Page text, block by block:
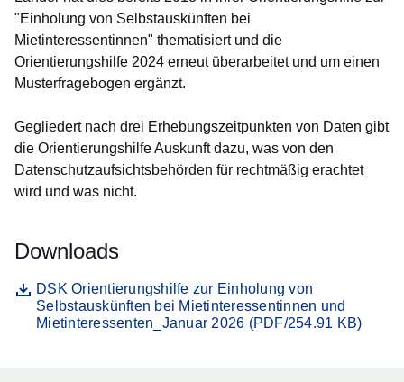
"Einholung von Selbstauskünften bei
Mietinteressentinnen" thematisiert und die
Orientierungshilfe 2024 erneut überarbeitet und um einen
Musterfragebogen ergänzt.
Gegliedert nach drei Erhebungszeitpunkten von Daten gibt
die Orientierungshilfe Auskunft dazu, was von den
Datenschutzaufsichtsbehörden für rechtmäßig erachtet
wird und was nicht.
Downloads
DateiDSK Orientierungshilfe zur Einholung von
Selbstauskünften bei Mietinteressentinnen und
Mietinteressenten_Januar 2026 (PDF/254.91 KB)
Öffnet sich in einem neuen Fenster